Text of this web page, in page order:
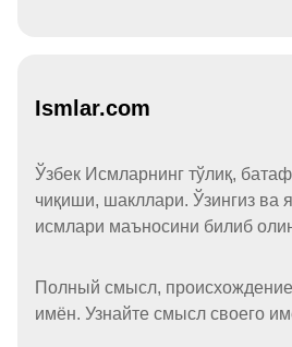
Ismlar.com
Ўзбек Исмларнинг тўлиқ,
чиқиши, шакллари. Ўзингиз ва
исмлари маъносини билиб
Полный смысл,
имён. Узнайте смысл своего